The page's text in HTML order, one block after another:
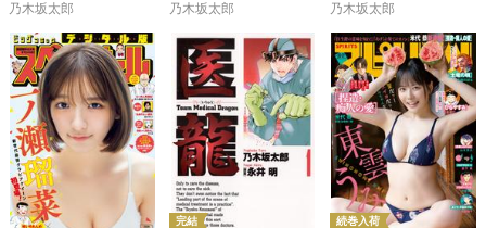
乃木坂太郎
乃木坂太郎
乃木坂太郎
完結 続巻入荷